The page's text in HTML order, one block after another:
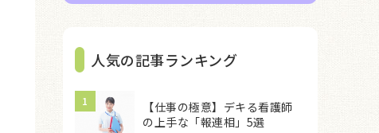
人気の記事ランキング
【仕事の極意】デキる看護師
の上手な「報連相」5選